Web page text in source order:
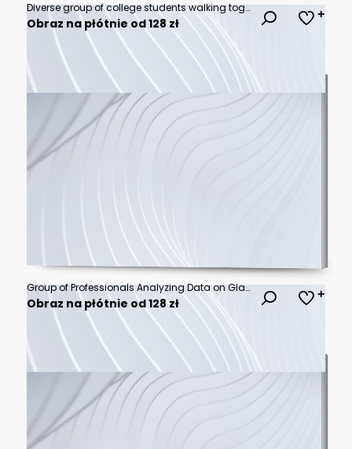
Diverse group of college students walking together on campus during autumn
Obraz na płótnie od 128 zł
Group of Professionals Analyzing Data on Glass Board around Conference Table
Obraz na płótnie od 128 zł